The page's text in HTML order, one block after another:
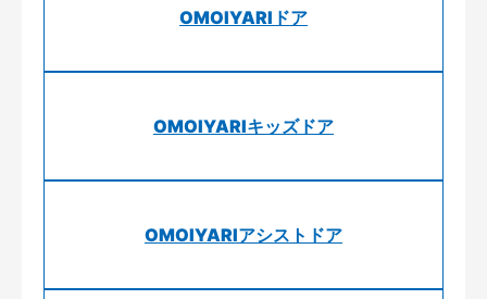
OMOIYARIドア
OMOIYARIキッズドア
OMOIYARIアシストドア